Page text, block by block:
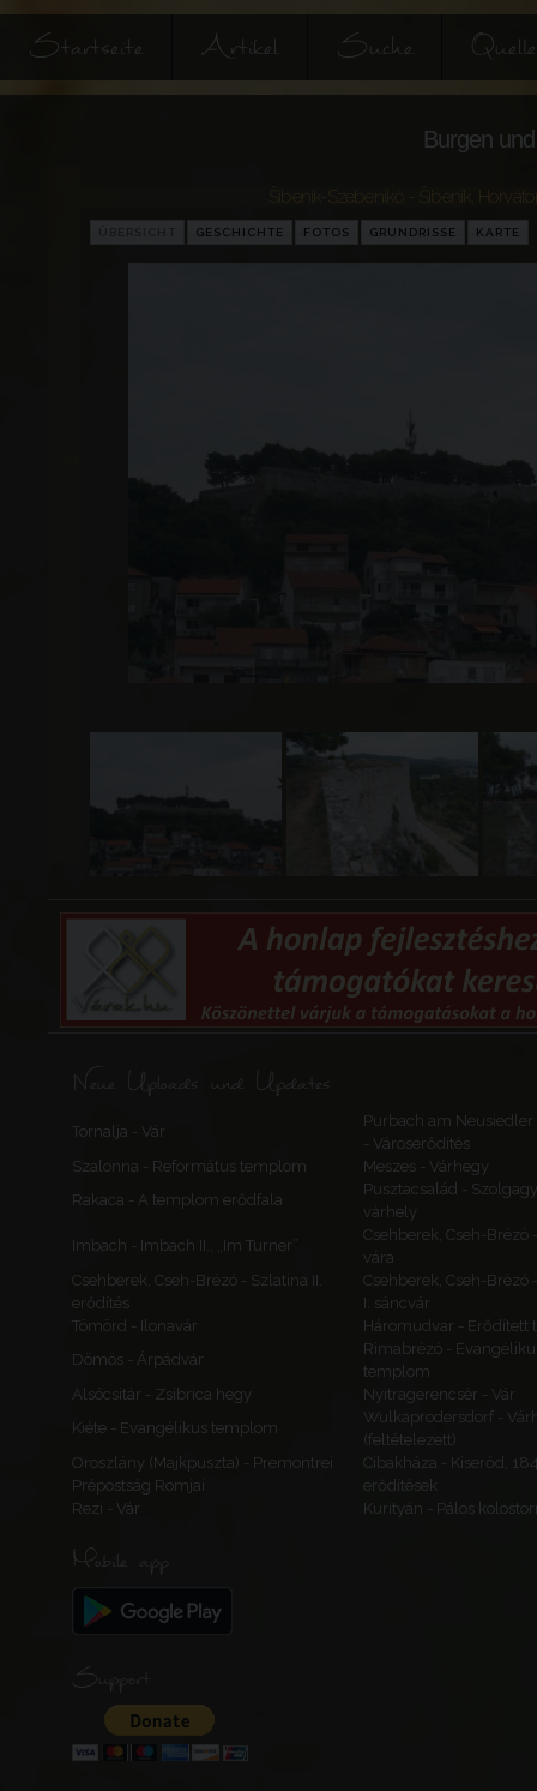
Startseite Artikel Suche
Burgen
Šibenik-Szebenikó - Šibenik
GESCHICHTE FOTOS GRUNDRISSE KARTE
Neue Uploads und Updates
Tornalja - Vár
Purbach am Neusiedler
- Városerődítés
Szalonna - Református templom
Meszes - Várhegy
Rakaca - A templom erődfala
Pusztacsalád -
várhely
Imbach - Imbach II., „Im Turner”
Csehberek, Cseh-Brézó
vára
Csehberek, Cseh-Brézó - Szlatina II.
erődítés
Csehberek, Cseh-Brézó
I. sáncvár
Tömörd - Ilonavár
Háromudvar - Erődített
Dömös - Árpádvár
Rimabrézó -
templom
Alsócsitár - Zsibrica hegy
Nyitragerencsér - Vár
Kiéte - Evangélikus templom
Wulkaprodersdorf -
(feltételezett)
Oroszlány (Majkpuszta) - Premontrei
Prépostság Romjai
Cibakháza - Kiserőd,
erődítések
Rezi - Vár
Kurityán - Pálos
Mobile app
Support